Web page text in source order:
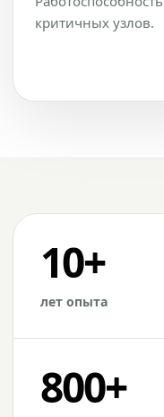
критичных узлов.
10+
лет опыта
800+